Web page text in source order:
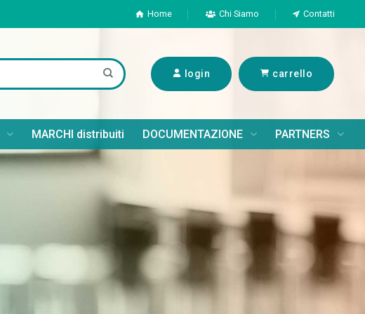
Home Chi Siamo Contatti
login carrello
MARCHI distribuiti DOCUMENTAZIONE PARTNERS